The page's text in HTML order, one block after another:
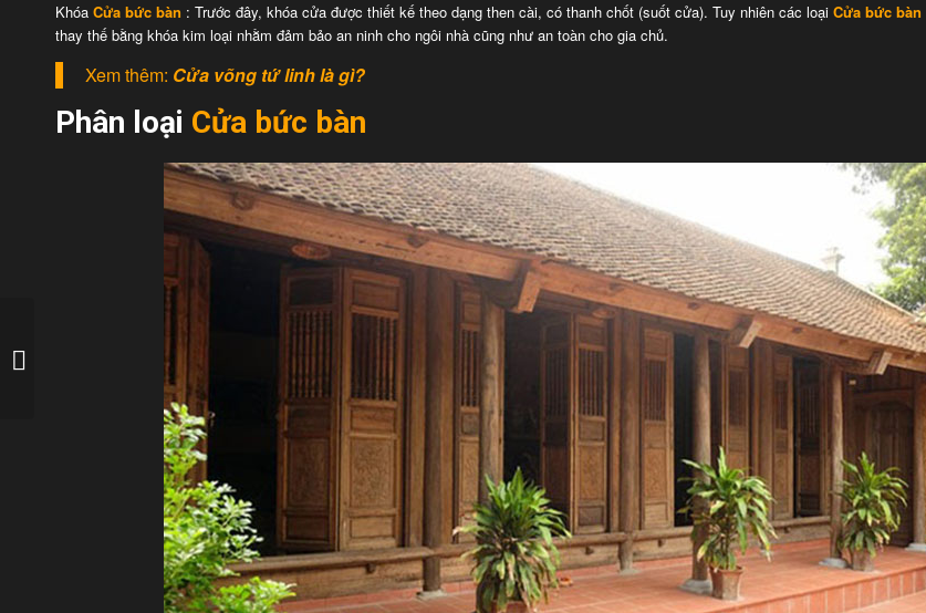
Khóa Cửa bức bàn : Trước đây, khóa cửa được thiết kế theo dạng then cài, có thanh chốt (suốt cửa). Tuy nhiên các loại Cửa bức bàn
thay thế bằng khóa kim loại nhằm đảm bảo an ninh cho ngôi nhà cũng như an toàn cho gia chủ.
Xem thêm: Cửa võng tứ linh là gì?
Phân loại Cửa bức bàn